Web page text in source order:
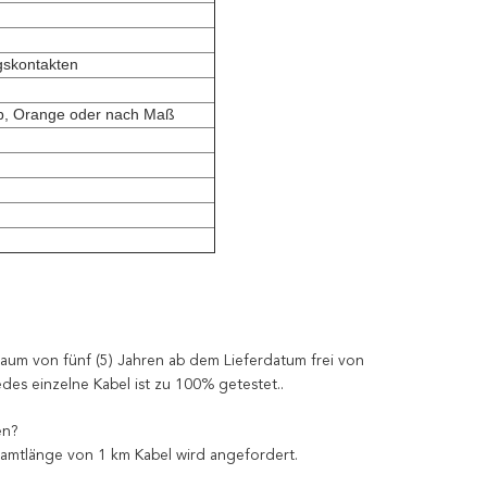
Orange oder nach Maß
von fünf (5) Jahren ab dem Lieferdatum frei von
einzelne Kabel ist zu 100% getestet..
von 1 km Kabel wird angefordert.